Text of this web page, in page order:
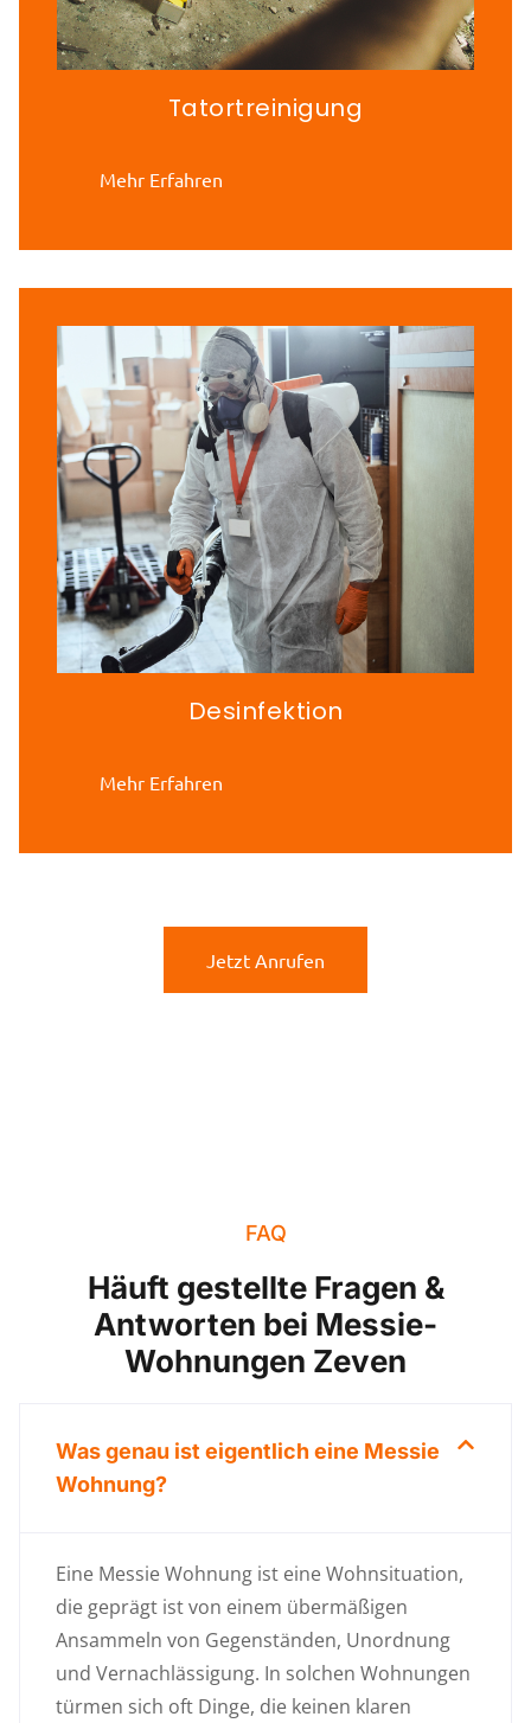
Tatortreinigung
Mehr Erfahren
Desinfektion
Mehr Erfahren
Jetzt Anrufen
FAQ
Häuft gestellte Fragen &
Antworten bei Messie-
Wohnungen Zeven
Was genau ist eigentlich eine Messie
Wohnung?
Eine Messie Wohnung ist eine Wohnsituation,
die geprägt ist von einem übermäßigen
Ansammeln von Gegenständen, Unordnung
und Vernachlässigung. In solchen Wohnungen
türmen sich oft Dinge, die keinen klaren